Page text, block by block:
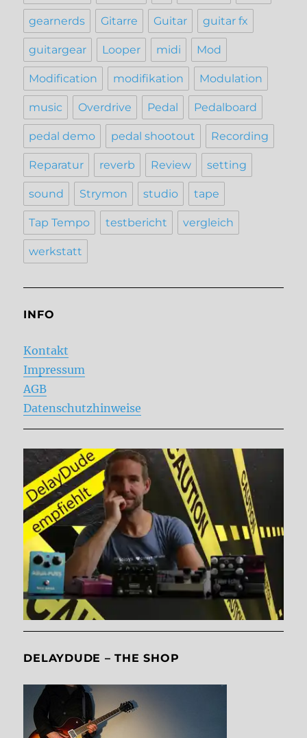
gearnerds Gitarre Guitar guitar fx
guitargear Looper midi Mod
Modification modifikation Modulation
music Overdrive Pedal Pedalboard
pedal demo pedal shootout Recording
Reparatur reverb Review setting
sound Strymon studio tape
Tap Tempo testbericht vergleich
werkstatt
INFO
Kontakt
Impressum
AGB
Datenschutzhinweise
DELAYDUDE – THE SHOP